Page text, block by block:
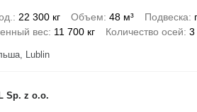
22 300 кг Объем 48 м³ Подвеска
вес 11 700 кг Количество осей 3
Lublin
Sp. z o.o.